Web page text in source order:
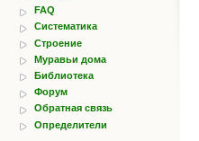
FAQ
Систематика
Строение
Муравьи дома
Библиотека
Форум
Обратная связь
Определители